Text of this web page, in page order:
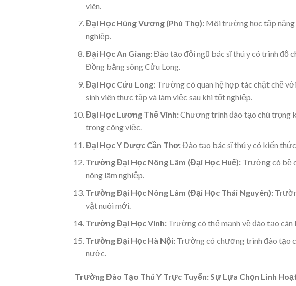
viên.
Đại Học Hùng Vương (Phú Thọ):Môi trường học tập năng
nghiệp.
Đại Học An Giang:Đào tạo đội ngũ bác sĩ thú y có trình độ
Đồng bằng sông Cửu Long.
Đại Học Cửu Long:Trường có quan hệ hợp tác chặt chẽ
sinh viên thực tập và làm việc sau khi tốt nghiệp.
Đại Học Lương Thế Vinh:Chương trình đào tạo chú trọng
trong công việc.
Đại Học Y Dược Cần Thơ:Đào tạo bác sĩ thú y có kiến thức
Trường Đại Học Nông Lâm (Đại Học Huế):Trường có bề
nông lâm nghiệp.
Trường Đại Học Nông Lâm (Đại Học Thái Nguyên):
vật nuôi mới.
Trường Đại Học Vinh:Trường có thế mạnh về đào tạo cán
Trường Đại Học Hà Nội:Trường có chương trình đào tạo
nước.
Trường Đào Tạo Thú Y Trực Tuyến: Sự Lựa Chọn Linh